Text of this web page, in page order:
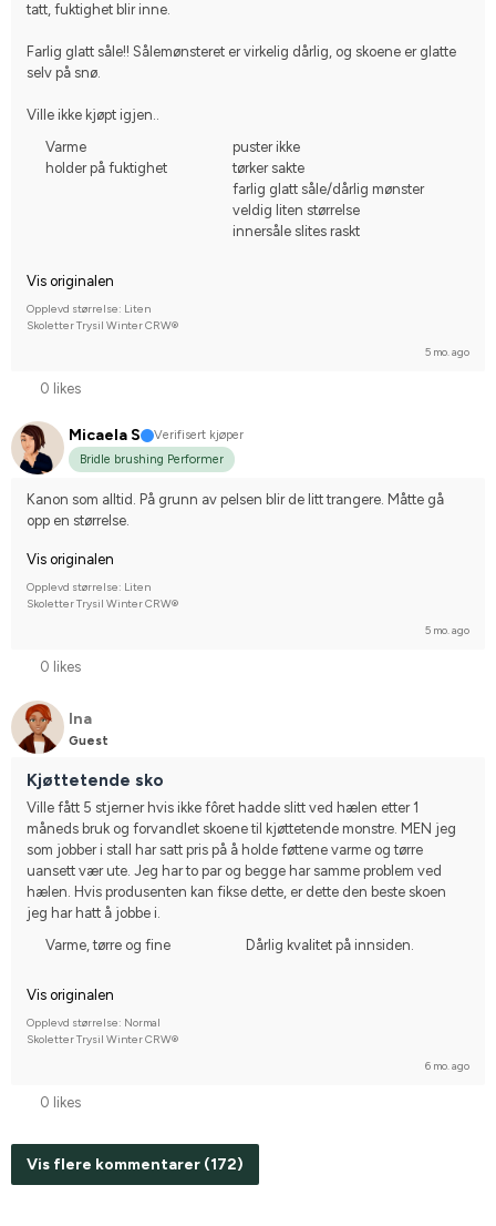
tatt, fuktighet blir inne.
Farlig glatt såle!! Sålemønsteret er virkelig dårlig, og skoene er glatte
selv på snø.
Ville ikke kjøpt igjen..
Varme
holder på fuktighet
puster ikke
tørker sakte
farlig glatt såle/dårlig mønster
veldig liten størrelse
innersåle slites raskt
Vis originalen
Opplevd størrelse: Liten
Skoletter Trysil Winter CRW®
5 mo. ago
0 likes
Micaela S
Verifisert kjøper
Bridle brushing Performer
Kanon som alltid. På grunn av pelsen blir de litt trangere. Måtte gå
opp en størrelse.
Vis originalen
Opplevd størrelse: Liten
Skoletter Trysil Winter CRW®
5 mo. ago
0 likes
Ina
Guest
Kjøttetende sko
Ville fått 5 stjerner hvis ikke fôret hadde slitt ved hælen etter 1
måneds bruk og forvandlet skoene til kjøttetende monstre. MEN jeg
som jobber i stall har satt pris på å holde føttene varme og tørre
uansett vær ute. Jeg har to par og begge har samme problem ved
hælen. Hvis produsenten kan fikse dette, er dette den beste skoen
jeg har hatt å jobbe i.
Varme, tørre og fine
Dårlig kvalitet på innsiden.
Vis originalen
Opplevd størrelse: Normal
Skoletter Trysil Winter CRW®
6 mo. ago
0 likes
Vis flere kommentarer (172)